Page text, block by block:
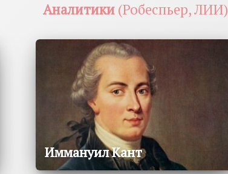
Аналитики (Робеспьер, ЛИИ)
Иммануил Кант